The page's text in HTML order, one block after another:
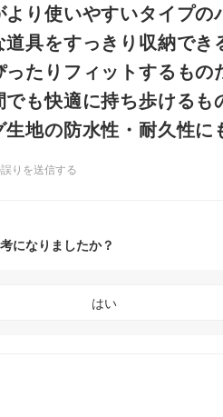
より使いやすいタイプの
道具をすっきり収納でき
ったりフィットするも
でも快適に持ち歩けるも
生地の防水性・耐久性に
りを送信する
になりましたか？
はい